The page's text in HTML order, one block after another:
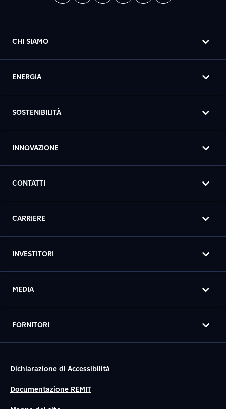
CHI SIAMO
ENERGIA
SOSTENIBILITÀ
INNOVAZIONE
CONTATTI
CARRIERE
INVESTITORI
MEDIA
FORNITORI
Dichiarazione di Accessibilità
Documentazione REMIT